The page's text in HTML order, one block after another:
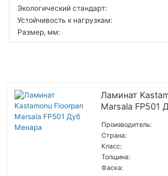
Экологический стандарт:
Устойчивость к нагрузкам:
Размер, мм:
Ламинат
Marsala FP501
Производитель:
Страна:
Класс:
Толщина:
Фаска: